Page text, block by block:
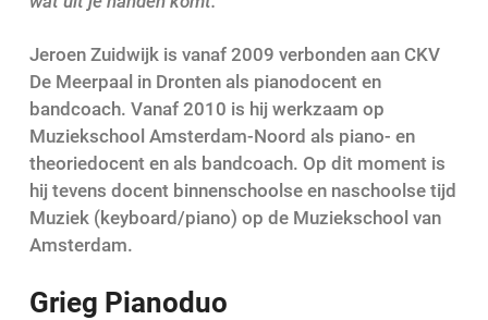
Jeroen Zuidwijk is vanaf 2009 verbonden aan CKV
De Meerpaal in Dronten als pianodocent en
bandcoach. Vanaf 2010 is hij werkzaam op
Muziekschool Amsterdam-Noord als piano- en
theoriedocent en als bandcoach. Op dit moment is
hij tevens docent binnenschoolse en naschoolse tijd
Muziek (keyboard/piano) op de Muziekschool van
Amsterdam.
Grieg Pianoduo